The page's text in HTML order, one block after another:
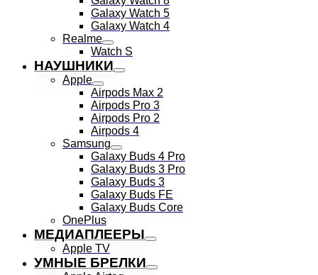
Galaxy Watch 5
Galaxy Watch 4
Realme
Watch S
НАУШНИКИ
Apple
Airpods Max 2
Airpods Pro 3
Airpods Pro 2
Airpods 4
Samsung
Galaxy Buds 4 Pro
Galaxy Buds 3 Pro
Galaxy Buds 3
Galaxy Buds FE
Galaxy Buds Core
OnePlus
МЕДИАПЛЕЕРЫ
Apple TV
УМНЫЕ БРЕЛКИ